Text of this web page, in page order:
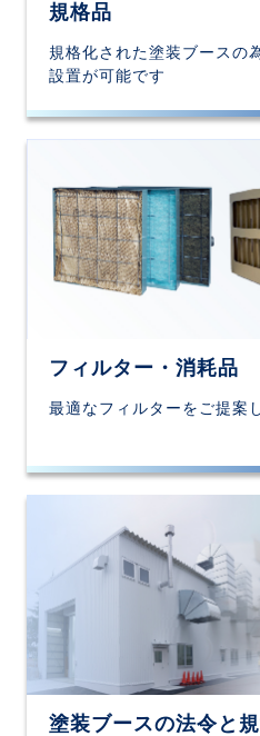
規格品
規格化された塗装ブースの
設置が可能です
フィルター・消耗品
最適なフィルターをご提案
塗装ブースの法令と規